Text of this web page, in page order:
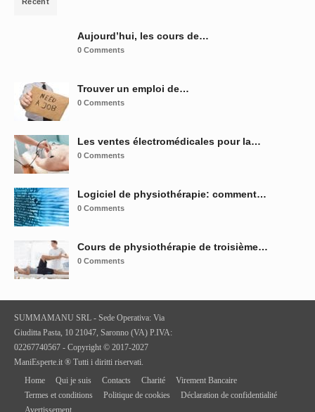
Aujourd’hui, les cours de…
0 Comments
Trouver un emploi de…
0 Comments
Les ventes électromédicales pour la…
0 Comments
Logiciel de physiothérapie: comment…
0 Comments
Cours de physiothérapie de troisième…
0 Comments
SUMMAMANU SRL - Sede Operativa: Via
Giuditta Pasta, 10 21047, Saronno (VA) P.IVA:
02267740567 - Copyright © 2017-2027
ManiEsperte.it ® Tutti i diritti riservati.
Home
Qui je suis Contacts Charité
Virement Bancaire
Termes et conditions
Politique de cookies
Déclaration de confidentialité
Avertissement